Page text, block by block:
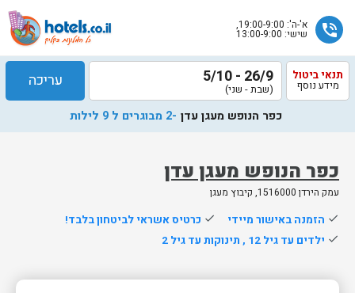
phone_in_talk א'-ה': 19:00-9:00,
שישי: 13:00-9:00
כפר הנופש מעגן עדן
עמק הירדן 1516000, קיבוץ מעגן
תנאי ביטול
מידע נוסף 26/9 - 5/10
(שבת - שני) עריכה
כפר הנופש מעגן עדן -2 מבוגרים ל 9 לילות
done הזמנה באישור מיידי done כרטיס אשראי לביטחון בלבד!
done ילדים עד גיל 12 , תינוקות עד גיל 2
שלח
נציג
אליך